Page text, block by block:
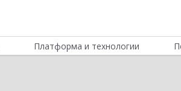
Платформа и технологии